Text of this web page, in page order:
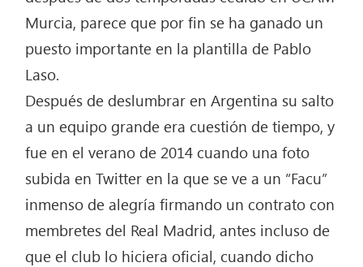
Murcia, parece que por fin se ha ganado un
puesto importante en la plantilla de Pablo
Laso.
Después de deslumbrar en Argentina su salto
a un equipo grande era cuestión de tiempo, y
fue en el verano de 2014 cuando una foto
subida en Twitter en la que se ve a un “Facu”
inmenso de alegría firmando un contrato con
membretes del Real Madrid, antes incluso de
que el club lo hiciera oficial, cuando dicho